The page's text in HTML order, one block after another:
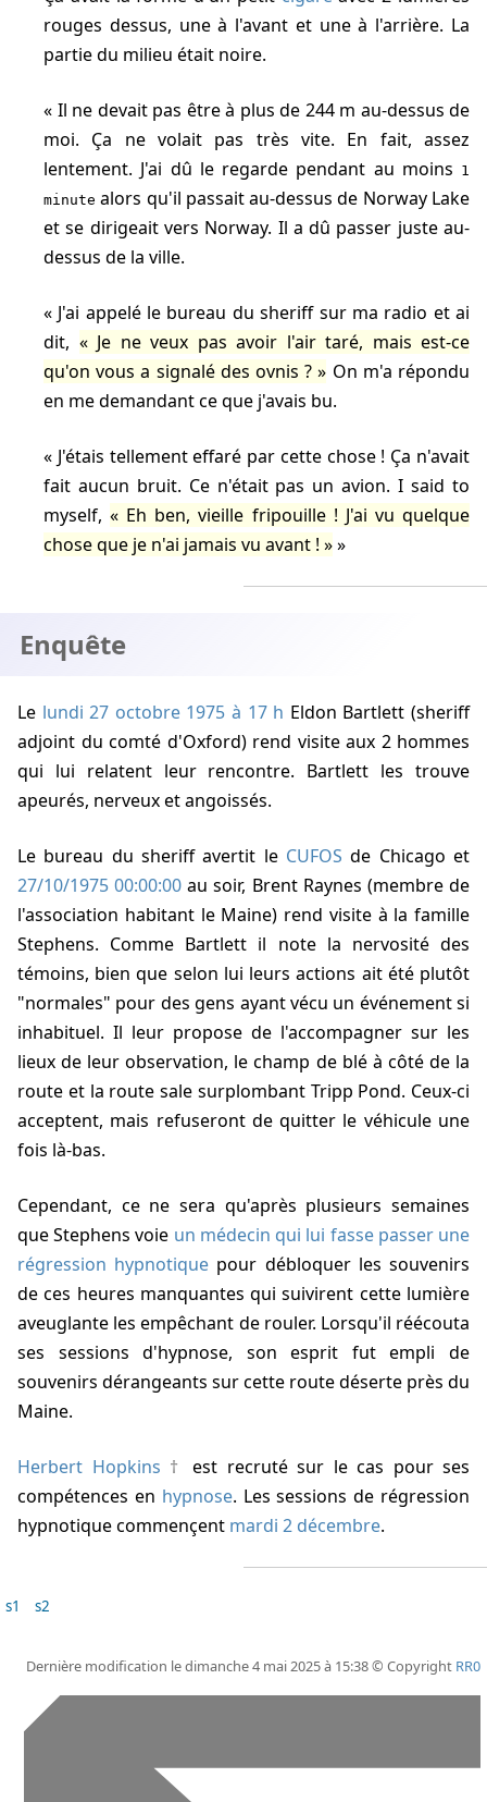
rouges dessus, une à l'avant et une à l'arrière. La
partie du milieu était noire.
Il ne devait pas être à plus de 244 m au-dessus de
moi. Ça ne volait pas très vite. En fait, assez
lentement. J'ai dû le regarde pendant au moins 1
minute alors qu'il passait au-dessus de Norway Lake
et se dirigeait vers Norway. Il a dû passer juste au-
dessus de la ville.
J'ai appelé le bureau du sheriff sur ma radio et ai
dit,
Je ne veux pas avoir l'air taré, mais est-ce
qu'on vous a signalé des ovnis ?
On m'a répondu
en me demandant ce que j'avais bu.
J'étais tellement effaré par cette chose ! Ça n'avait
fait aucun bruit. Ce n'était pas un avion. I said to
myself,
Eh ben, vieille fripouille ! J'ai vu quelque
chose que je n'ai jamais vu avant !
Enquête
Le lundi 27 octobre 1975 à 17 h Eldon Bartlett (sheriff
adjoint du comté d'Oxford) rend visite aux 2 hommes
qui lui relatent leur rencontre. Bartlett les trouve
apeurés, nerveux et angoissés.
Le bureau du sheriff avertit le CUFOS de Chicago et
27/10/1975 00:00:00 au soir, Brent Raynes (membre de
l'association habitant le Maine) rend visite à la famille
Stephens. Comme Bartlett il note la nervosité des
témoins, bien que selon lui leurs actions ait été plutôt
"normales" pour des gens ayant vécu un événement si
inhabituel. Il leur propose de l'accompagner sur les
lieux de leur observation, le champ de blé à côté de la
route et la route sale surplombant Tripp Pond. Ceux-ci
acceptent, mais refuseront de quitter le véhicule une
fois là-bas.
Cependant, ce ne sera qu'après plusieurs semaines
que Stephens voie un médecin qui lui fasse passer une
régression hypnotique pour débloquer les souvenirs
de ces heures manquantes qui suivirent cette lumière
aveuglante les empêchant de rouler. Lorsqu'il réécouta
ses sessions d'hypnose, son esprit fut empli de
souvenirs dérangeants sur cette route déserte près du
Maine.
Herbert Hopkins
est recruté sur le cas pour ses
compétences en hypnose. Les sessions de régression
hypnotique commençent mardi 2 décembre.
s1 s2
Dernière modification le dimanche 4 mai 2025 à 15:38 © Copyright RR0